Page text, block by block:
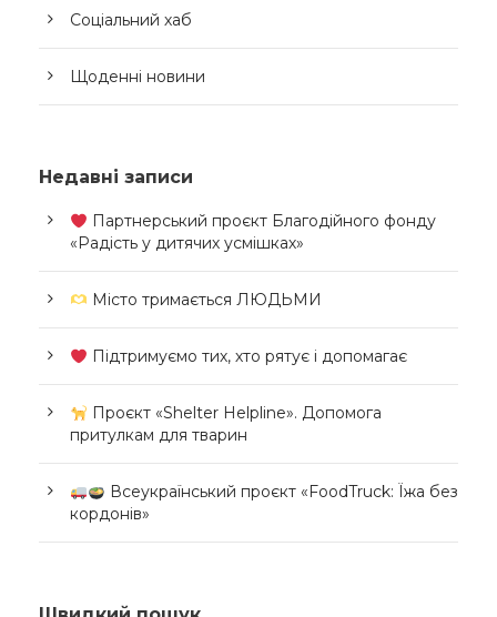
Соціальний хаб
Щоденні новини
Недавні записи
Партнерський проєкт Благодійного фонду
«Радість у дитячих усмішках»
Місто тримається ЛЮДЬМИ
Підтримуємо тих, хто рятує і допомагає
Проєкт «Shelter Helpline». Допомога
притулкам для тварин
Всеукраїнський проєкт «FoodTruck: Їжа без
кордонів»